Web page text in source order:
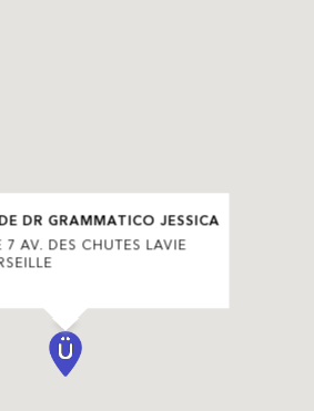
DR GRAMMATICO JESSICA
7 AV. DES CHUTES LAVIE